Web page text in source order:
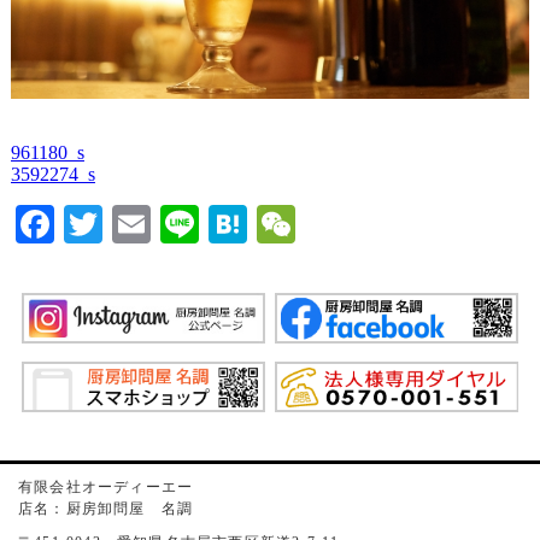
961180_s
3592274_s
Facebook
TwitterEmailLineHatena
有限会社オーディーエー
店名：厨房卸問屋 名調